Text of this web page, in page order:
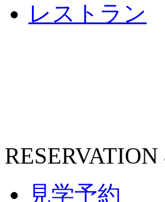
レストラン
見学予約